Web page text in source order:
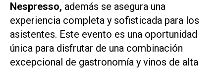
Nespresso, además se asegura una
experiencia completa y sofisticada para los
asistentes. Este evento es una oportunidad
única para disfrutar de una combinación
excepcional de gastronomía y vinos de alta